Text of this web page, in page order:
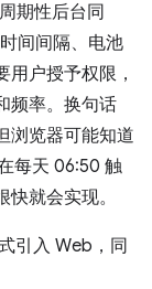
期性后台同
间间隔、电池
户授予权限，
频率。换句话
浏览器可能知道
每天 06:50 触
就会实现。
引入 Web，同